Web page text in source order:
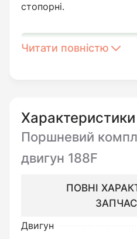
стопорні.
Гарантія на
Перед
необхідно:
Переконатись у
та повній
Читати повністю
Характеристики
Поршневий
двигун 188F
ПОВНІ
Двигун